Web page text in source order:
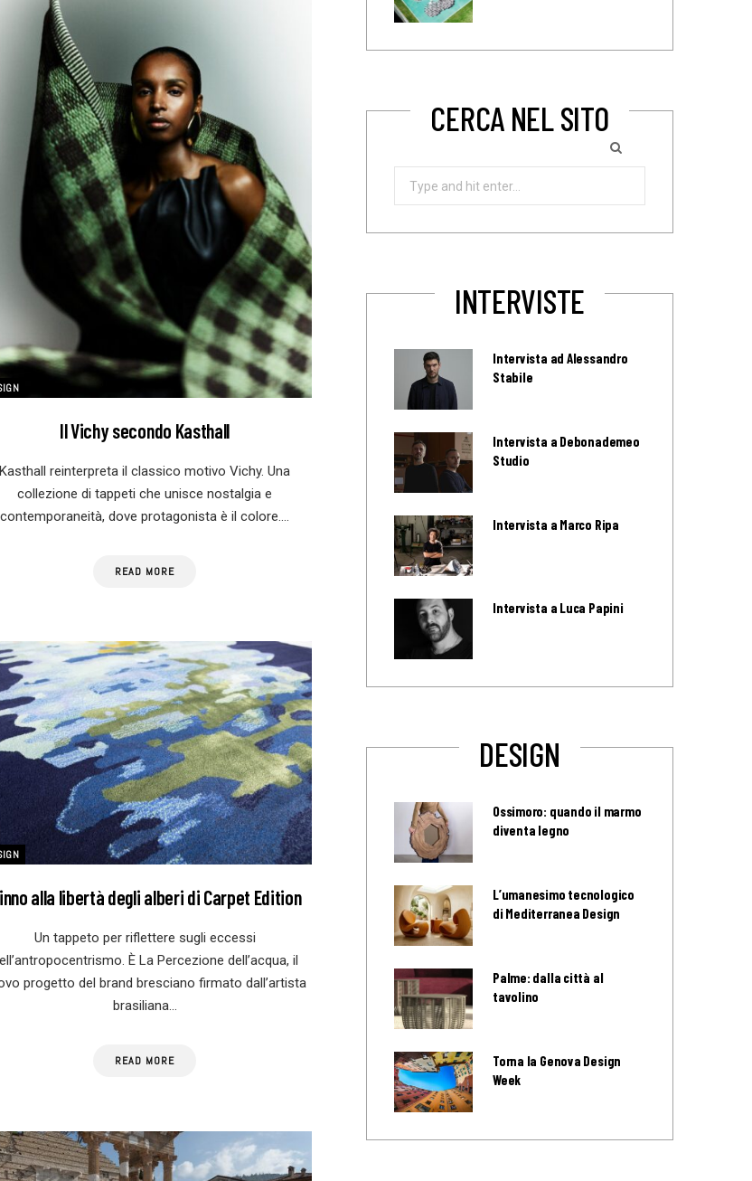
Il Vichy secondo Kasthall
Kasthall reinterpreta il classico motivo Vichy. Una
collezione di tappeti che unisce nostalgia e
contemporaneità, dove protagonista è il colore.…
READ MORE
alla libertà degli alberi di Carpet Edition
Un tappeto per riflettere sugli eccessi
È La Percezione dell’acqua, il
progetto del brand bresciano firmato dall’artista
brasiliana…
READ MORE
CERCA NEL SITO
INTERVISTE
Intervista ad Alessandro
Stabile
Intervista a Debonademeo
Studio
Intervista a Marco Ripa
Intervista a Luca Papini
DESIGN
Ossimoro: quando il marmo
diventa legno
L’umanesimo tecnologico
di Mediterranea Design
Palme: dalla città al
tavolino
Torna la Genova Design
Week